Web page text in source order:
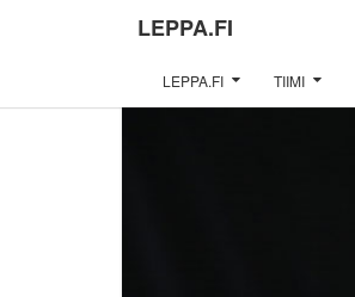
LEPPA.FI
LEPPA.FI TIIMI